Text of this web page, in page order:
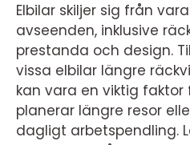
Elbilar skiljer sig från
avseenden, inklusive
prestanda och design.
vissa elbilar längre
kan vara en viktig faktor
planerar längre resor
dagligt arbetspendling.